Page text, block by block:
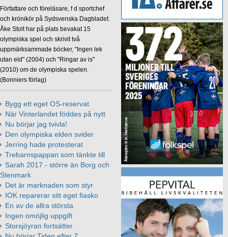
Författare och föreläsare, f d sportchef
och krönikör på Sydsvenska Dagbladet.
Åke Stolt har på plats bevakat 15
olympiska spel och skrivit två
uppmärksammade böcker, "Ingen lek
utan eld" (2004) och "Ringar av is"
(2010) om de olympiska spelen.
(Bonniers förlag)
Bygg ett eget OS-reservat
När Vinterlandet föddes på nytt
Nu börjar jag tvivla!
Den olympiska elden svider
Jerring hade protesterat
Trebarnspappan som tänkte till
Sarah 2017 - större än Borg och
Stenmark
Det är marknaden som styr
IOK reparerar sitt eget fiasko
En av de allra största
Ingen omöjlig uppgift
Storsjöyran fortsätter